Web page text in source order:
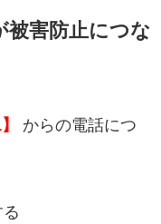
被害防止につな
からの電話につ